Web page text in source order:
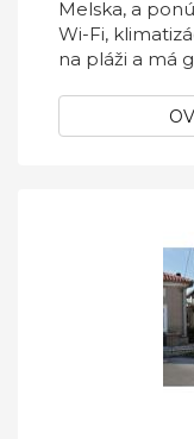
Melska, a
Wi-Fi,
na pláži a má